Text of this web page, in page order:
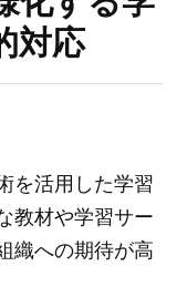
対応
を活用した学習
教材や学習サー
織への期待が高